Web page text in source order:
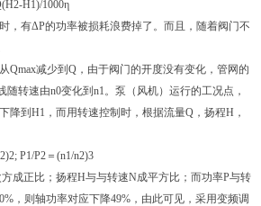
H1)/1000η
，有ΔP的功率被损耗浪费掉了。而且，随着阀门不
Qmax减少到Q，由于阀门的开度没有变化，管网的
随转速由n0变化到n1。泵（风机）运行的工况点，
降到H1，而用转速控制时，根据流量Q，扬程H，
P1/P2＝(n1/n2)3
成正比；扬程H与与转速N成平方比；而功率P与转
，则轴功率对应下降49%，由此可见，采用变频调